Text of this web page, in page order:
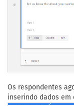
Os respondentes
inserindo dados em